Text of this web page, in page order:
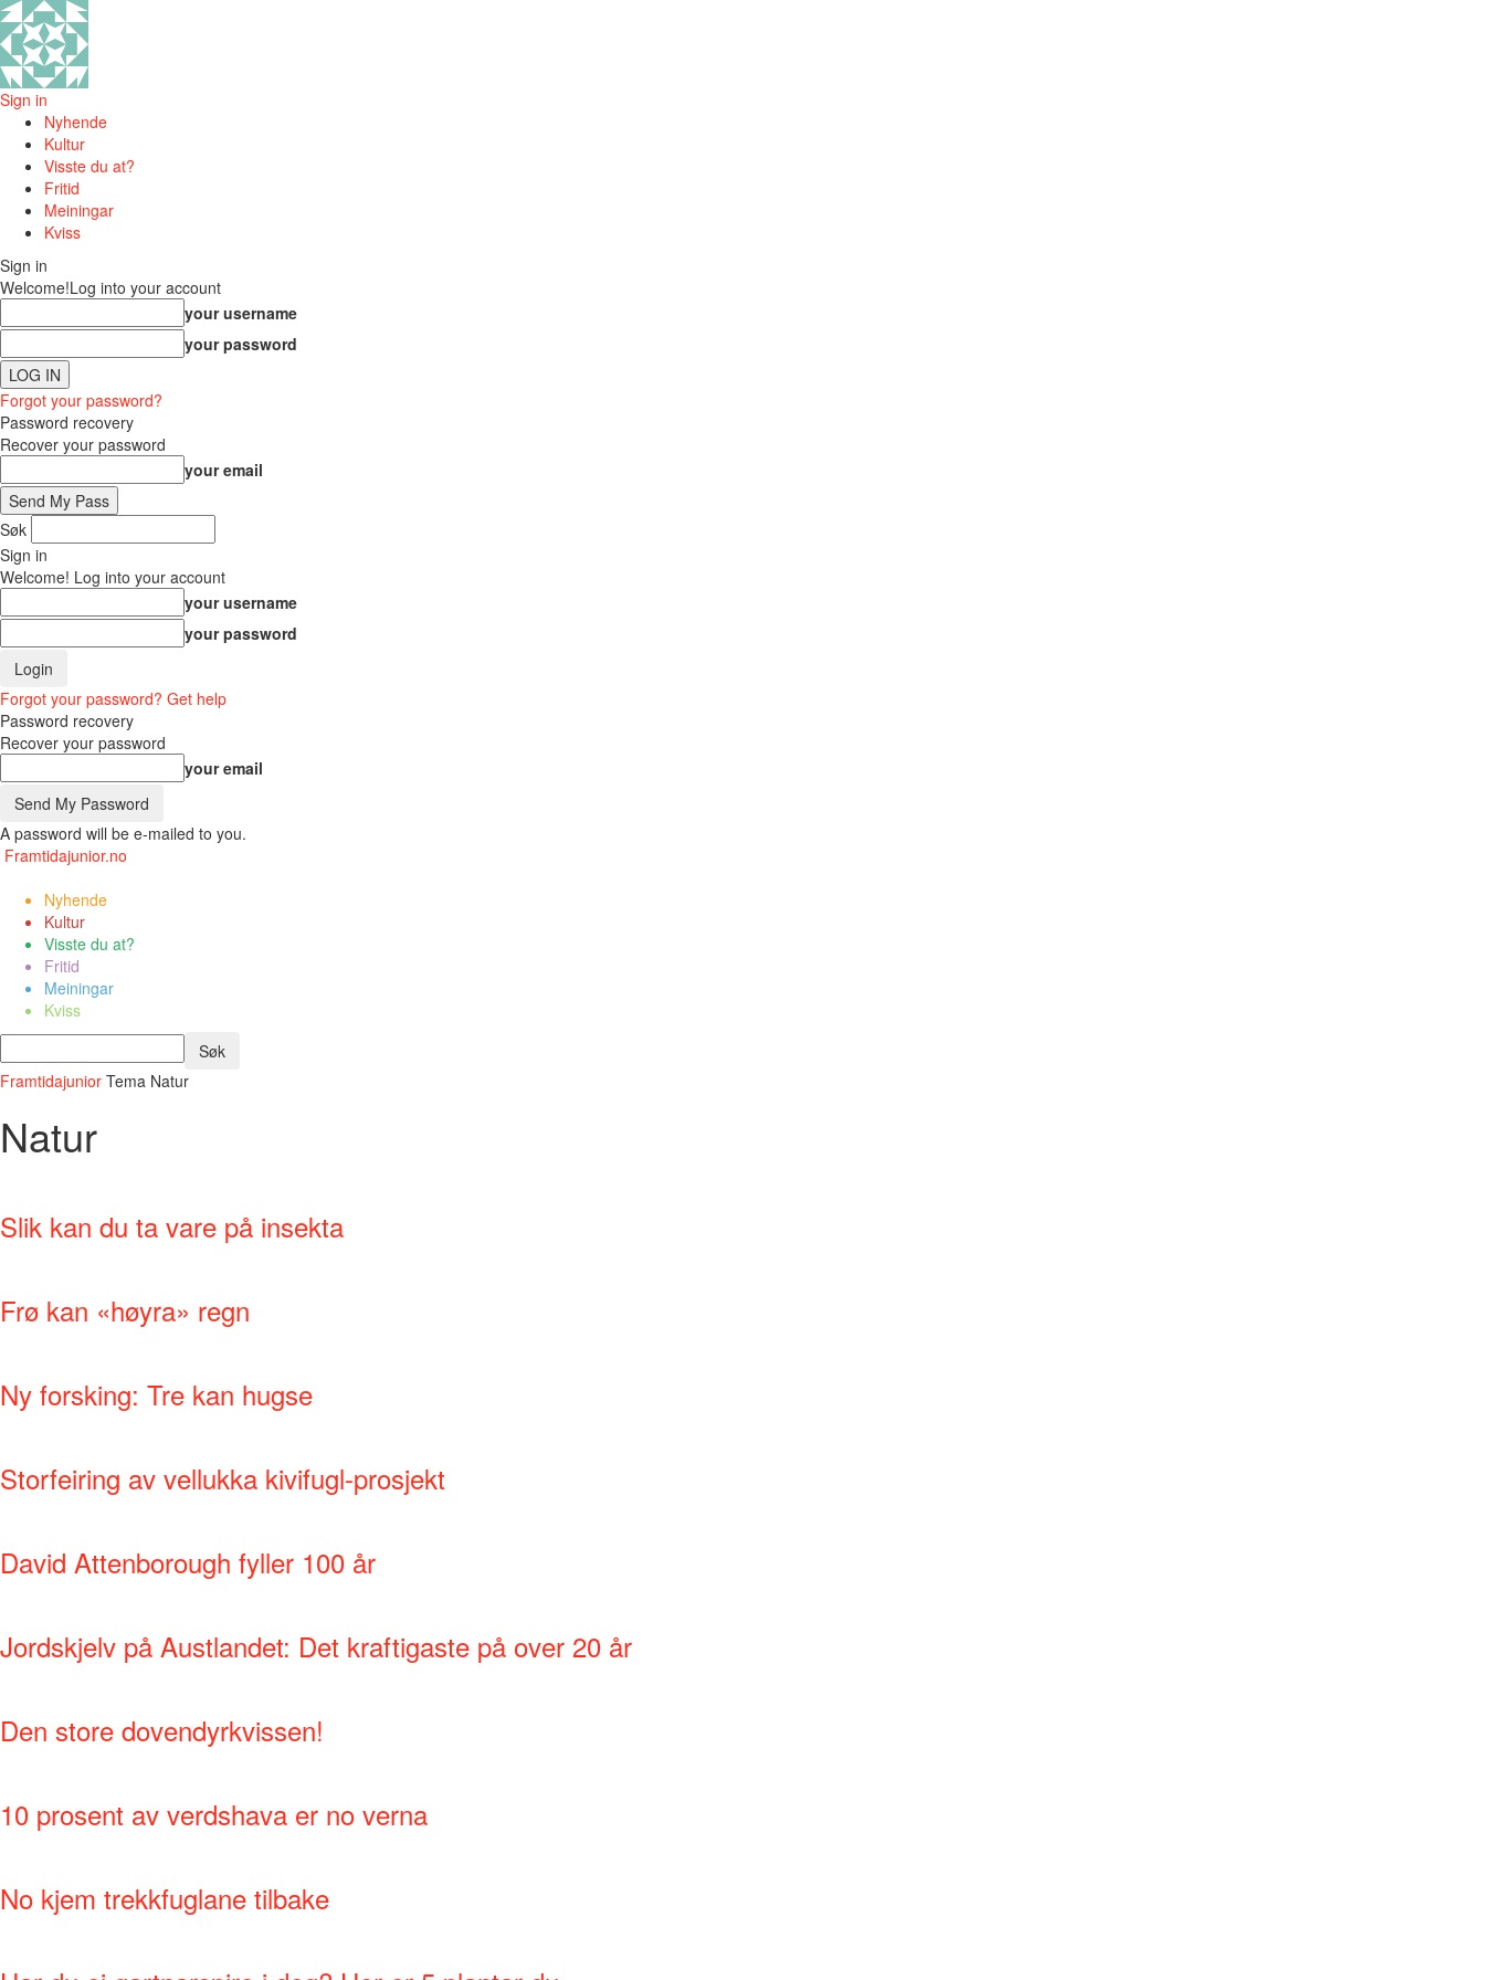
Sign in
Nyhende
Kultur
Visste du at?
Fritid
Meiningar
Kviss
Sign in
Welcome!Log into your account
your username
your password
Forgot your password?
Password recovery
Recover your password
your email
Søk
Sign in
Welcome! Log into your account
your username
your password
Forgot your password? Get help
Password recovery
Recover your password
your email
A password will be e-mailed to you.
Framtidajunior.no
Nyhende
Kultur
Visste du at?
Fritid
Meiningar
Kviss
Framtidajunior Tema Natur
Natur
Slik kan du ta vare på insekta
Frø kan «høyra» regn
Ny forsking: Tre kan hugse
Storfeiring av vellukka kivifugl-prosjekt
David Attenborough fyller 100 år
Jordskjelv på Austlandet: Det kraftigaste på over 20 år
Den store dovendyrkvissen!
10 prosent av verdshava er no verna
No kjem trekkfuglane tilbake